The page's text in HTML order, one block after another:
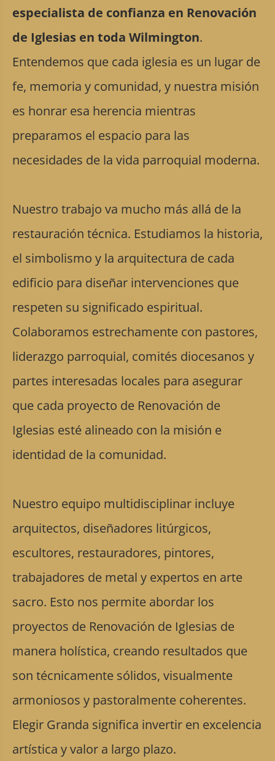
especialista de confianza en Renovación
de Iglesias en toda Wilmington.
Entendemos que cada iglesia es un lugar de
fe, memoria y comunidad, y nuestra misión
es honrar esa herencia mientras
preparamos el espacio para las
necesidades de la vida parroquial moderna.
Nuestro trabajo va mucho más allá de la
restauración técnica. Estudiamos la historia,
el simbolismo y la arquitectura de cada
edificio para diseñar intervenciones que
respeten su significado espiritual.
Colaboramos estrechamente con pastores,
liderazgo parroquial, comités diocesanos y
partes interesadas locales para asegurar
que cada proyecto de Renovación de
Iglesias esté alineado con la misión e
identidad de la comunidad.
Nuestro equipo multidisciplinar incluye
arquitectos, diseñadores litúrgicos,
escultores, restauradores, pintores,
trabajadores de metal y expertos en arte
sacro. Esto nos permite abordar los
proyectos de Renovación de Iglesias de
manera holística, creando resultados que
son técnicamente sólidos, visualmente
armoniosos y pastoralmente coherentes.
Elegir Granda significa invertir en excelencia
artística y valor a largo plazo.